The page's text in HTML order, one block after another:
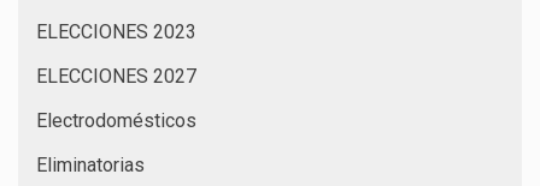
ELECCIONES 2023
ELECCIONES 2027
Electrodomésticos
Eliminatorias